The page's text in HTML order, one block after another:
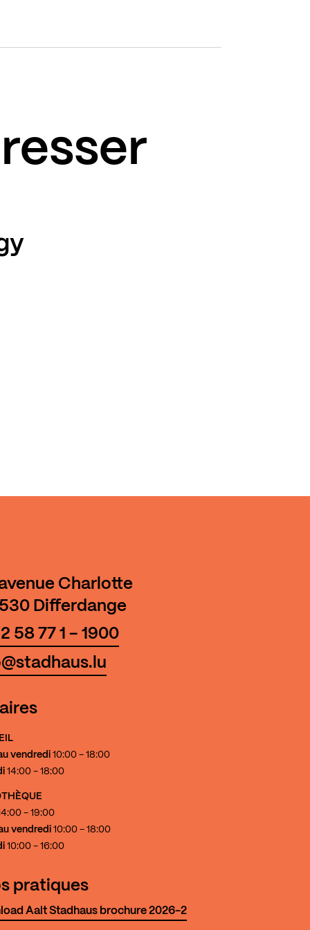
Charlotte
Differdange
58 77 1 - 1900
vendredi 10:00 - 18:00
14:00 - 18:00
- 19:00
vendredi 10:00 - 18:00
10:00 - 16:00
pratiques
Aalt Stadhaus brochure 2026-2